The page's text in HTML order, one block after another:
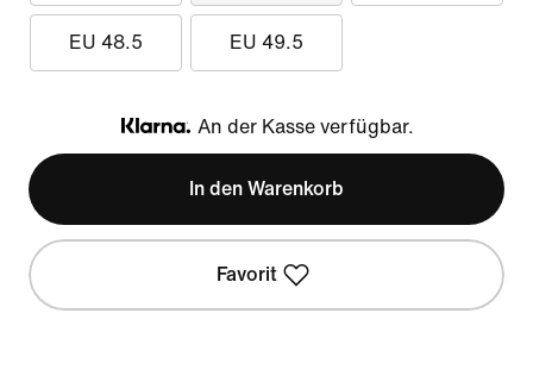
EU 48.5 EU 49.5
Klarna
An der Kasse verfügbar.
In den Warenkorb
Favorit